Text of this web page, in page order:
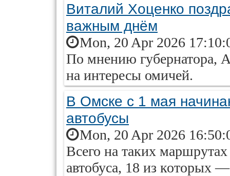
Виталий Хоценко
важным днём
Mon, 20 Apr 2026
По мнению губернатора,
на интересы омичей.
В Омске с 1 мая
автобусы
Mon, 20 Apr 2026
Всего на таких
автобуса, 18 из которых